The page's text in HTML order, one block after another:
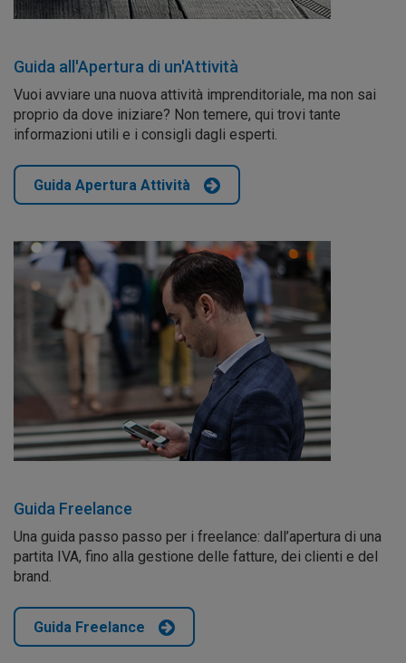
Guida all'Apertura di un'Attività
Vuoi avviare una nuova attività imprenditoriale, ma non sai
proprio da dove iniziare? Non temere, qui trovi tante
informazioni utili e i consigli dagli esperti.
Guida Apertura Attività
Guida Freelance
Una guida passo passo per i freelance: dall’apertura di una
partita IVA, fino alla gestione delle fatture, dei clienti e del
brand.
Guida Freelance